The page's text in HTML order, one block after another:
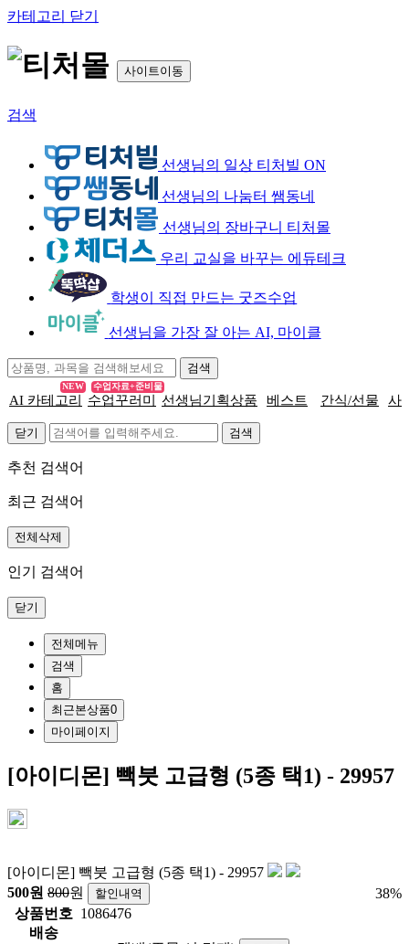
카테고리 닫기
사이트이동
검색
선생님의 일상 티처빌 ON
선생님의 나눔터 쌤동네
선생님의 장바구니 티처몰
우리 교실을 바꾸는 에듀테크
학생이 직접 만드는 굿즈수업
선생님을 가장 잘 아는 AI, 마이클
AI 카테고리
NEW
수업꾸러미
수업자료+준비물
선생님기획상품 베스트 간식/선물 사
닫기
추천 검색어
최근 검색어
전체삭제
인기 검색어
닫기
전체메뉴
검색
홈
최근본상품0
마이페이지
[아이디몬] 빽붓 고급형 (5종 택1) - 29957
[아이디몬] 빽붓 고급형 (5종 택1) - 29957
500원 800원 할인내역 38%
상품번호 1086476
배송